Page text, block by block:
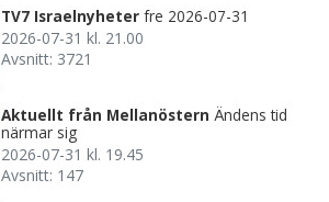
TV7 Israelnyheter fre 2026-07-31
2026-07-31 kl. 21.00
Avsnitt: 3721
Aktuellt från Mellanöstern Ändens tid
närmar sig
2026-07-31 kl. 19.45
Avsnitt: 147